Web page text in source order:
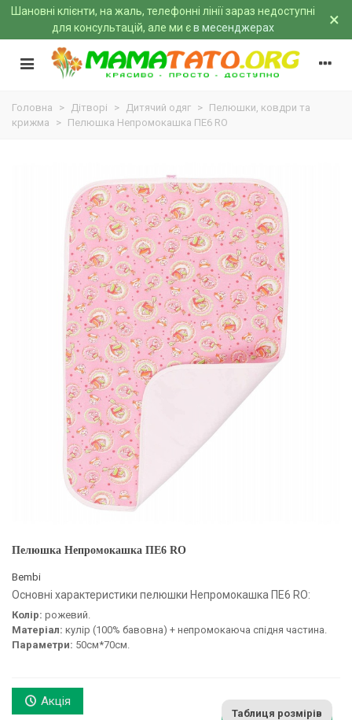
Шановні клієнти, на жаль, телефонні лінії зараз недоступні
для консультацій, але ми єв месенджерах ×
Головна > Дітворі > Дитячий одяг > Пелюшки, ковдри та
крижма
> Пелюшка Непромокашка ПЕ6 RO
Пелюшка Непромокашка ПЕ6 RO
Bembi
Основні характеристики пелюшки Непромокашка ПЕ6 RO:
Колір: рожевий.
Матеріал: кулір (100% бавовна) + непромокаюча спідня частина.
Параметри: 50см*70см.
Акція
Таблиця розмірів